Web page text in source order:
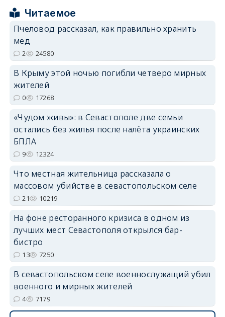
erid: 2SDnjdvhGXG
Читаемое
Пчеловод рассказал, как правильно хранить
мёд
2 24580
В Крыму этой ночью погибли четверо мирных
жителей
0 17268
«Чудом живы»: в Севастополе две семьи
остались без жилья после налёта украинских
БПЛА
9 12324
Что местная жительница рассказала о
массовом убийстве в севастопольском селе
21 10219
На фоне ресторанного кризиса в одном из
лучших мест Севастополя открылся бар-
бистро
13 7250
В севастопольском селе военнослужащий убил
военного и мирных жителей
4 7179